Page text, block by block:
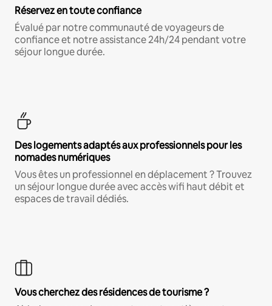
Réservez en toute confiance
Évalué par notre communauté de voyageurs de
confiance et notre assistance 24h/24 pendant votre
séjour longue durée.
Des logements adaptés aux professionnels pour les
nomades numériques
Vous êtes un professionnel en déplacement ? Trouvez
un séjour longue durée avec accès wifi haut débit et
espaces de travail dédiés.
Vous cherchez des résidences de tourisme ?